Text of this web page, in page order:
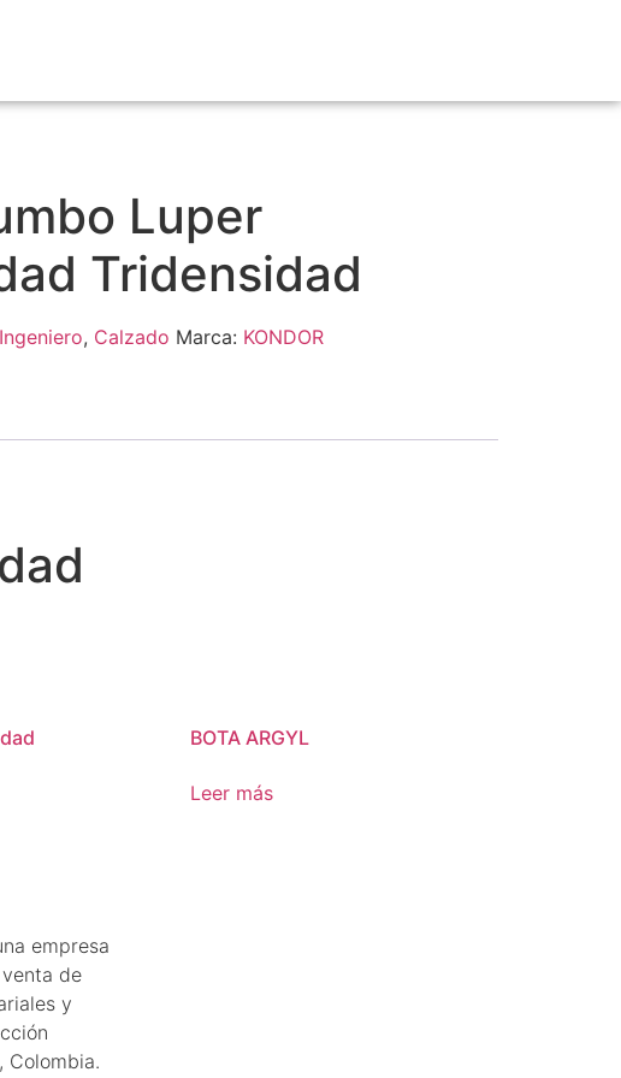
Luper
Tridensidad
, Calzado Marca: KONDOR
BOTA ARGYL
Leer más
empresa
de
y
Colombia.